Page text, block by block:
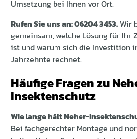
Umsetzung bei Ihnen vor Ort.
Rufen Sie uns an: 06204 3453.Wir
gemeinsam, welche Lösung für Ihr
ist und warum sich die Investition
Jahrzehnte rechnet.
Häufige Fragen zu
Insektenschutz
Wie lange hält Neher-
Bei fachgerechter Montage und